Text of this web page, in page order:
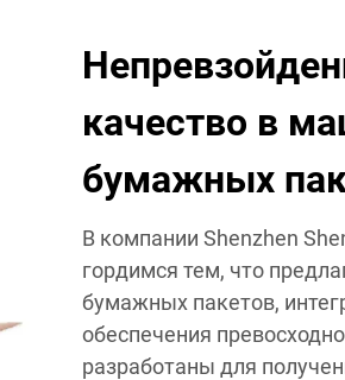
качество в
бумажных
В компании Shenzhen
гордимся тем, что
бумажных пакетов,
обеспечения
разработаны для